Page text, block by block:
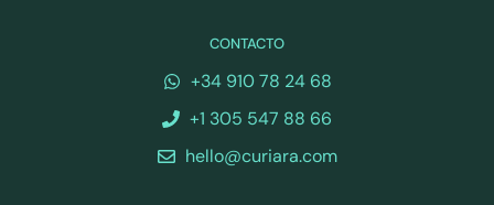
CONTACTO
+34 910 78 24 68
+1 305 547 88 66
hello@curiara.com